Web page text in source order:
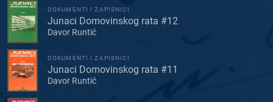
DOKUMENTI I ZAPISNICI
Junaci Domovinskog rata #12
Davor Runtić
DOKUMENTI I ZAPISNICI
Junaci Domovinskog rata #11
Davor Runtić